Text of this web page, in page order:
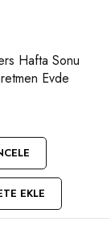
Hafta Sonu
EKLE